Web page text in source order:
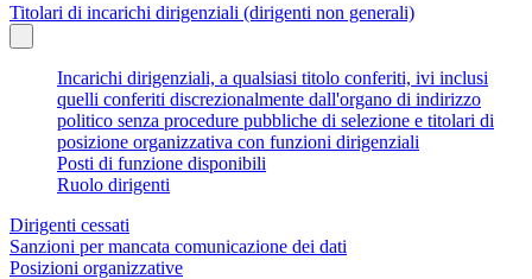
Titolari di incarichi dirigenziali (dirigenti non generali)
Incarichi dirigenziali, a qualsiasi titolo conferiti, ivi inclusi
quelli conferiti discrezionalmente dall'organo di indirizzo
politico senza procedure pubbliche di selezione e titolari di
posizione organizzativa con funzioni dirigenziali
Posti di funzione disponibili
Ruolo dirigenti
Dirigenti cessati
Sanzioni per mancata comunicazione dei dati
Posizioni organizzative